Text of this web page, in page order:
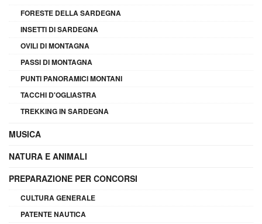
FORESTE DELLA SARDEGNA
INSETTI DI SARDEGNA
OVILI DI MONTAGNA
PASSI DI MONTAGNA
PUNTI PANORAMICI MONTANI
TACCHI D'OGLIASTRA
TREKKING IN SARDEGNA
MUSICA
NATURA E ANIMALI
PREPARAZIONE PER CONCORSI
CULTURA GENERALE
PATENTE NAUTICA